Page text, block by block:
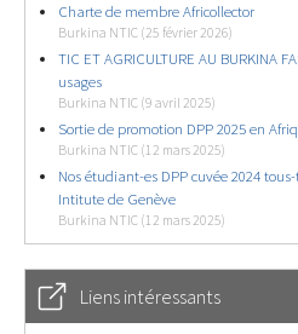
Charte de membre Africollector
Burkina NTIC (25 février 2026)
TIC ET AGRICULTURE AU BURKINA
usages
Burkina NTIC (9 avril 2025)
Sortie de promotion DPP 2025 en
Burkina NTIC (12 mars 2025)
Nos étudiant-es DPP cuvée 2024
Intitute de Genève
Burkina NTIC (12 mars 2025)
Liens intéressants